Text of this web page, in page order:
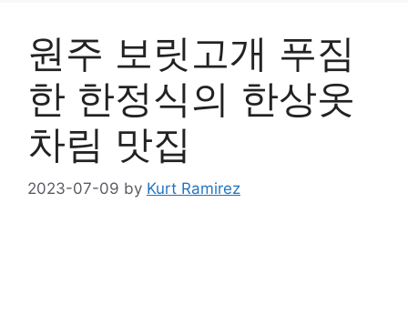
원주 보릿고개 푸짐
한 한정식의 한상옷
차림 맛집
2023-07-09 by Kurt Ramirez